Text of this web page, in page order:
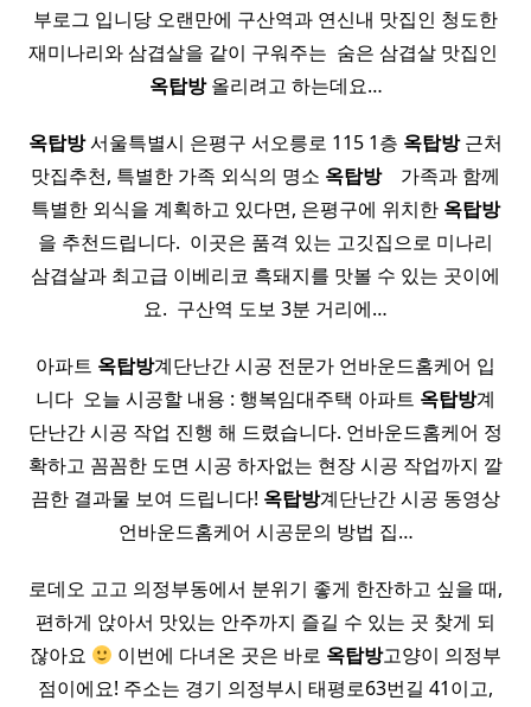
부로그 입니당 오랜만에 구산역과 연신내 맛집인 청도한
재미나리와 삼겹살을 같이 구워주는 ​ 숨은 삼겹살 맛집인 ​
옥탑방올리려고 하는데요…
옥탑방서울특별시 은평구 서오릉로 115 1층 옥탑방근처
맛집추천, 특별한 가족 외식의 명소 옥탑방​ ​ ​ 가족과 함께
특별한 외식을 계획하고 있다면, 은평구에 위치한 옥탑방
을 추천드립니다. ​ 이곳은 품격 있는 고깃집으로 미나리
삼겹살과 최고급 이베리코 흑돼지를 맛볼 수 있는 곳이에
요. ​ 구산역 도보 3분 거리에…
아파트 옥탑방계단난간 시공 전문가 언바운드홈케어 입
니다 ​ 오늘 시공할 내용 : 행복임대주택 아파트 옥탑방계
단난간 시공 작업 진행 해 드렸습니다. 언바운드홈케어 정
확하고 꼼꼼한 도면 시공 하자없는 현장 시공 작업까지 깔
끔한 결과물 보여 드립니다! 옥탑방계단난간 시공 동영상
언바운드홈케어 시공문의 방법 집…
로데오 고고 의정부동에서 분위기 좋게 한잔하고 싶을 때,
편하게 앉아서 맛있는 안주까지 즐길 수 있는 곳 찾게 되
잖아요
이번에 다녀온 곳은 바로 옥탑방고양이 의정부
점이에요! 주소는 경기 의정부시 태평로63번길 41이고,